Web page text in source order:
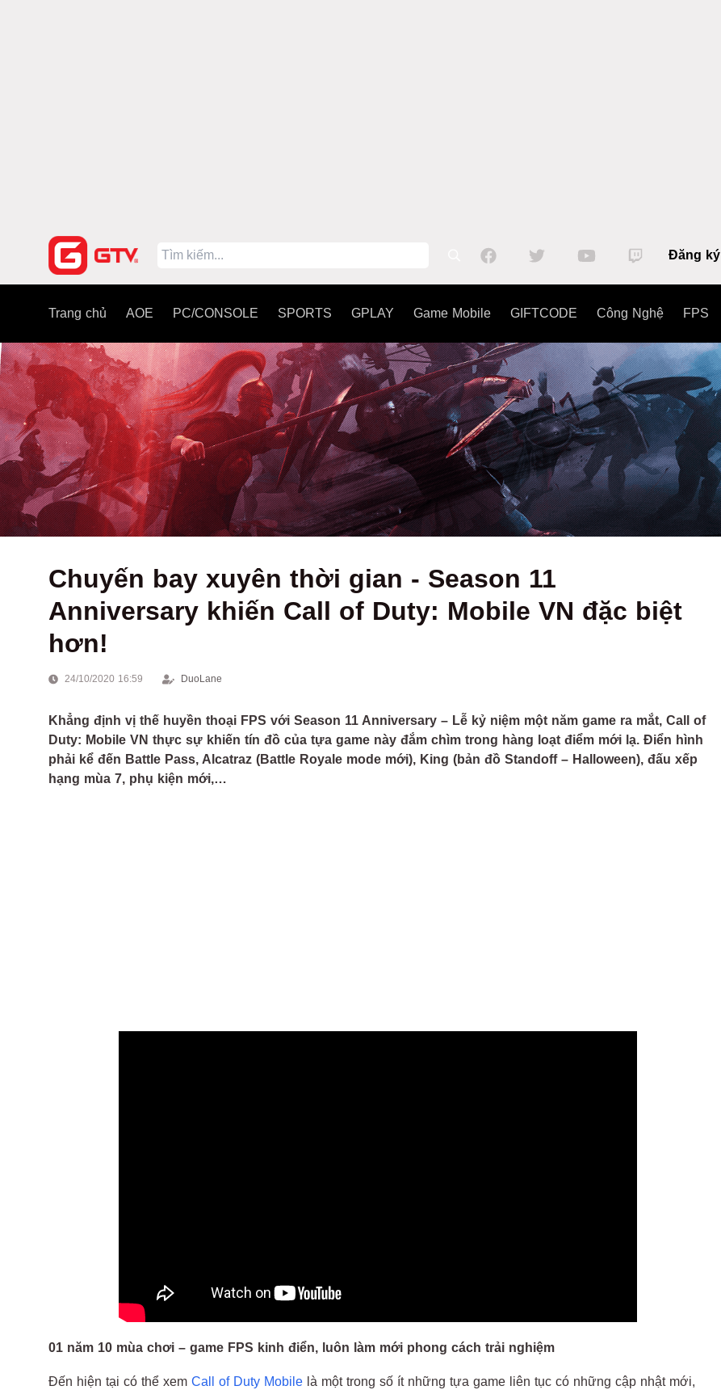
Đăng ký
Trang chủ AOE PC/CONSOLE SPORTS GPLAY Game Mobile GIFTCODE Công Nghệ FPS
Chuyến bay xuyên thời gian - Season 11
Anniversary khiến Call of Duty: Mobile VN đặc biệt
hơn!
24/10/2020 16:59 DuoLane
Khẳng định vị thế huyền thoại FPS với Season 11 Anniversary – Lễ kỷ niệm một năm game ra mắt, Call of
Duty: Mobile VN thực sự khiến tín đồ của tựa game này đắm chìm trong hàng loạt điểm mới lạ. Điển hình
phải kể đến Battle Pass, Alcatraz (Battle Royale mode mới), King (bản đồ Standoff – Halloween), đấu xếp
hạng mùa 7, phụ kiện mới,…
01 năm 10 mùa chơi – game FPS kinh điển, luôn làm mới phong cách trải nghiệm
Đến hiện tại có thể xem Call of Duty Mobile là một trong số ít những tựa game liên tục có những cập nhật mới,